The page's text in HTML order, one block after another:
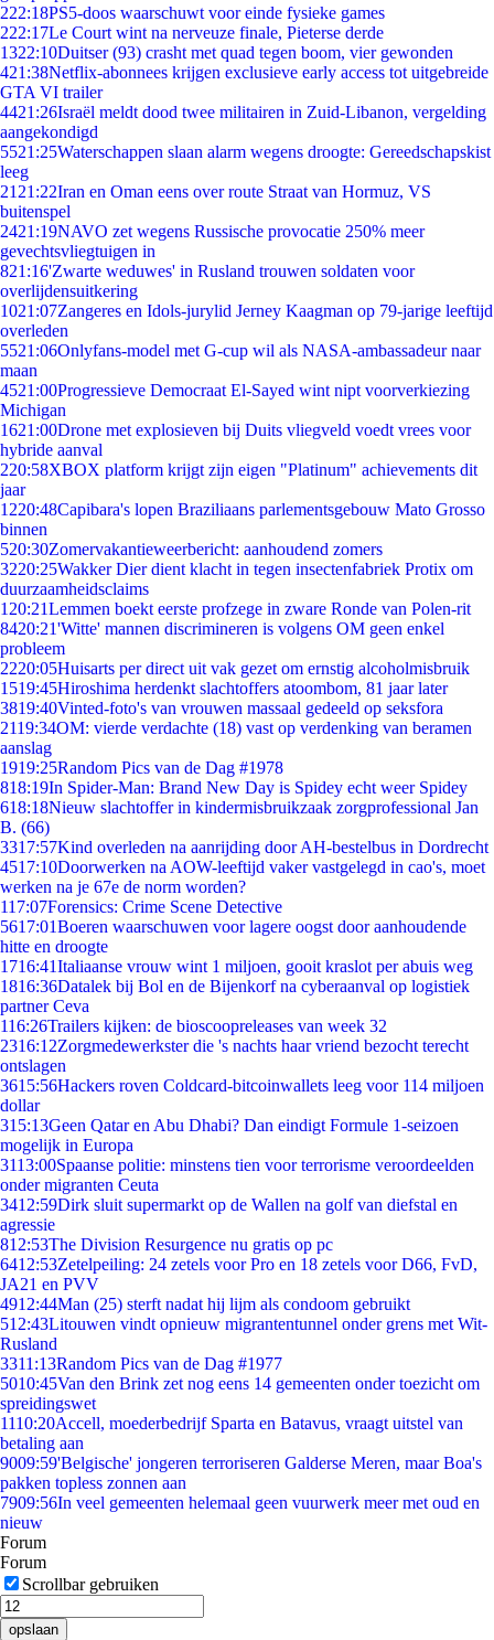
222:18PS5-doos waarschuwt voor einde fysieke games
222:17Le Court wint na nerveuze finale, Pieterse derde
1322:10Duitser (93) crasht met quad tegen boom, vier gewonden
421:38Netflix-abonnees krijgen exclusieve early access tot uitgebreide
GTA VI trailer
4421:26Israël meldt dood twee militairen in Zuid-Libanon, vergelding
aangekondigd
5521:25Waterschappen slaan alarm wegens droogte: Gereedschapskist
leeg
21 21:22Iran en Oman eens over route Straat van Hormuz, VS
buitenspel
2421:19NAVO zet wegens Russische provocatie 250% meer
gevechtsvliegtuigen in
821:16'Zwarte weduwes' in Rusland trouwen soldaten voor
overlijdensuitkering
1021:07Zangeres en Idols-jurylid Jerney Kaagman op 79-jarige leeftijd
overleden
5521:06Onlyfans-model met G-cup wil als NASA-ambassadeur naar
maan
4521:00Progressieve Democraat El-Sayed wint nipt voorverkiezing
Michigan
1621:00Drone met explosieven bij Duits vliegveld voedt vrees voor
hybride aanval
220:58XBOX platform krijgt zijn eigen "Platinum" achievements dit
jaar
1220:48Capibara's lopen Braziliaans parlementsgebouw Mato Grosso
binnen
520:30Zomervakantieweerbericht: aanhoudend zomers
3220:25Wakker Dier dient klacht in tegen insectenfabriek Protix om
duurzaamheidsclaims
1 20:21Lemmen boekt eerste profzege in zware Ronde van Polen-rit
8420:21'Witte' mannen discrimineren is volgens OM geen enkel
probleem
2220:05Huisarts per direct uit vak gezet om ernstig alcoholmisbruik
1519:45Hiroshima herdenkt slachtoffers atoombom, 81 jaar later
3819:40Vinted-foto's van vrouwen massaal gedeeld op seksfora
2119:34OM: vierde verdachte (18) vast op verdenking van beramen
aanslag
1919:25Random Pics van de Dag #1978
818:19In Spider-Man: Brand New Day is Spidey echt weer Spidey
618:18Nieuw slachtoffer in kindermisbruikzaak zorgprofessional Jan
B. (66)
3317:57Kind overleden na aanrijding door AH-bestelbus in Dordrecht
4517:10Doorwerken na AOW-leeftijd vaker vastgelegd in cao's, moet
werken na je 67e de norm worden?
117:07Forensics: Crime Scene Detective
5617:01Boeren waarschuwen voor lagere oogst door aanhoudende
hitte en droogte
1716:41Italiaanse vrouw wint 1 miljoen, gooit kraslot per abuis weg
1816:36Datalek bij Bol en de Bijenkorf na cyberaanval op logistiek
partner Ceva
116:26Trailers kijken: de bioscoopreleases van week 32
2316:12Zorgmedewerkster die 's nachts haar vriend bezocht terecht
ontslagen
3615:56Hackers roven Coldcard-bitcoinwallets leeg voor 114 miljoen
dollar
315:13Geen Qatar en Abu Dhabi? Dan eindigt Formule 1-seizoen
mogelijk in Europa
3113:00Spaanse politie: minstens tien voor terrorisme veroordeelden
onder migranten Ceuta
3412:59Dirk sluit supermarkt op de Wallen na golf van diefstal en
agressie
812:53The Division Resurgence nu gratis op pc
6412:53Zetelpeiling: 24 zetels voor Pro en 18 zetels voor D66, FvD,
JA21 en PVV
4912:44Man (25) sterft nadat hij lijm als condoom gebruikt
512:43Litouwen vindt opnieuw migrantentunnel onder grens met Wit-
Rusland
3311:13Random Pics van de Dag #1977
5010:45Van den Brink zet nog eens 14 gemeenten onder toezicht om
spreidingswet
1110:20Accell, moederbedrijf Sparta en Batavus, vraagt uitstel van
betaling aan
9009:59'Belgische' jongeren terroriseren Galderse Meren, maar Boa's
pakken topless zonnen aan
7909:56In veel gemeenten helemaal geen vuurwerk meer met oud en
nieuw
Forum
Forum
Scrollbar gebruiken
opslaan